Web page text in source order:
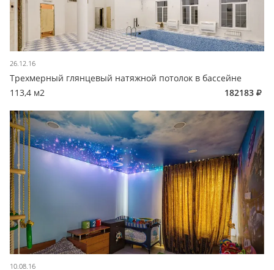
26.12.16
Трехмерный глянцевый натяжной потолок в бассейне
113,4 м2
182183
10.08.16